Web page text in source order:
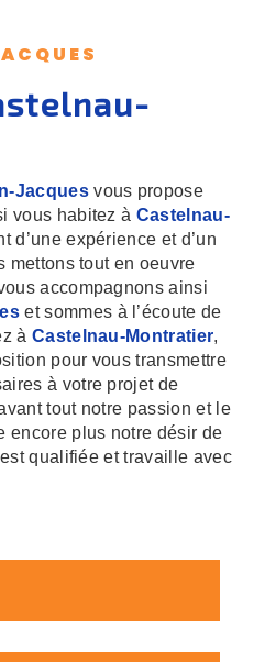
Jacquesvous propose
vous habitez à Castelnau-
d’une expérience et d’un
mettons tout en oeuvre
accompagnons ainsi
et sommes à l’écoute de
à Castelnau-Montratier,
pour vous transmettre
à votre projet de
tout notre passion et le
encore plus notre désir de
qualifiée et travaille avec